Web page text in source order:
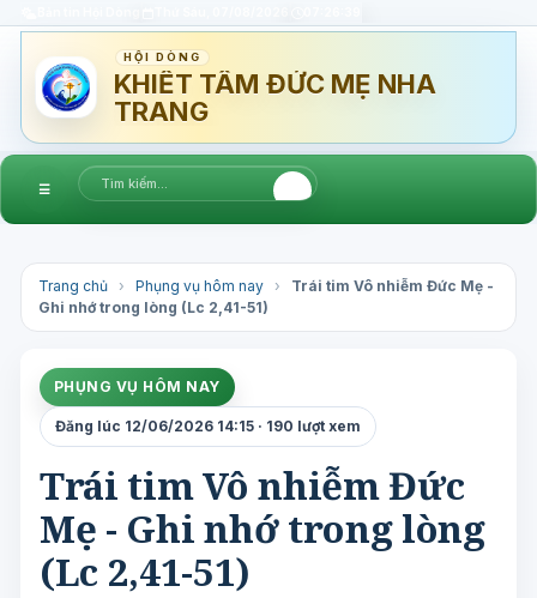
HỘI DÒNG
KHIẾT TÂM ĐỨC MẸ NHA
TRANG
☰
Trang chủ › Phụng vụ hôm nay ›
Trái tim Vô nhiễm Đức Mẹ -
Ghi nhớ trong lòng (Lc 2,41-51)
PHỤNG VỤ HÔM NAY
Đăng lúc 12/06/2026 14:15 · 190 lượt xem
Trái tim Vô nhiễm Đức
Mẹ - Ghi nhớ trong lòng
(Lc 2,41-51)